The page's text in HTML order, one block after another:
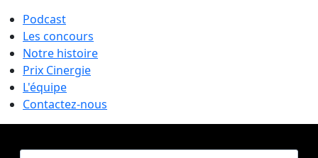
Podcast
Les concours
Notre histoire
Prix Cinergie
L'équipe
Contactez-nous